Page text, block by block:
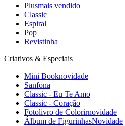
Plusmais vendido
Classic
Espiral
Pop
Revistinha
Criativos & Especiais
Mini Booknovidade
Sanfona
Classic - Eu Te Amo
Classic - Coração
Fotolivro de Colorirnovidade
Álbum de FigurinhasNovidade